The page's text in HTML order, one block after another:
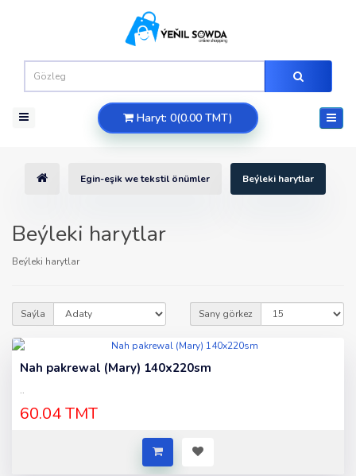
Haryt: 0(0.00 TMT)
Egin-eşik we tekstil önümler Beýleki harytlar
Beýleki harytlar
Beýleki harytlar
Saýla Sany görkez
Nah pakrewal (Mary) 140x220sm
..
60.04 TMT